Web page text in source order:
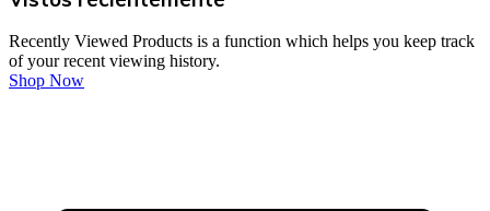
Recently Viewed Products is a function which helps you keep track
of your recent viewing history.
Shop Now